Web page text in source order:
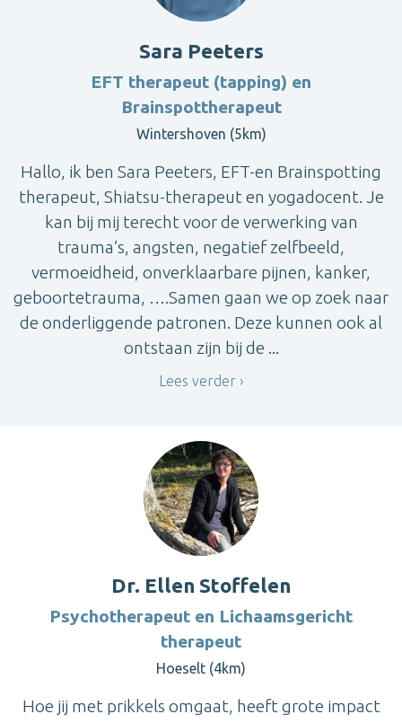
Sara Peeters
EFT therapeut (tapping) en
Brainspottherapeut
Wintershoven (5km)
Hallo, ik ben Sara Peeters, EFT-en Brainspotting
therapeut, Shiatsu-therapeut en yogadocent. Je
kan bij mij terecht voor de verwerking van
trauma’s, angsten, negatief zelfbeeld,
vermoeidheid, onverklaarbare pijnen, kanker,
geboortetrauma, ….Samen gaan we op zoek naar
de onderliggende patronen. Deze kunnen ook al
ontstaan zijn bij de ...
Lees verder
Dr. Ellen Stoffelen
Psychotherapeut en Lichaamsgericht
therapeut
Hoeselt (4km)
Hoe jij met prikkels omgaat, heeft grote impact